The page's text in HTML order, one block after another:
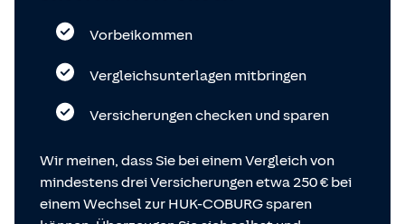
Vorbeikommen
Vergleichsunterlagen mitbringen
Versicherungen checken und sparen
Wir meinen, dass Sie bei einem Vergleich von
mindestens drei Versicherungen etwa 250 € bei
einem Wechsel zur HUK-COBURG sparen